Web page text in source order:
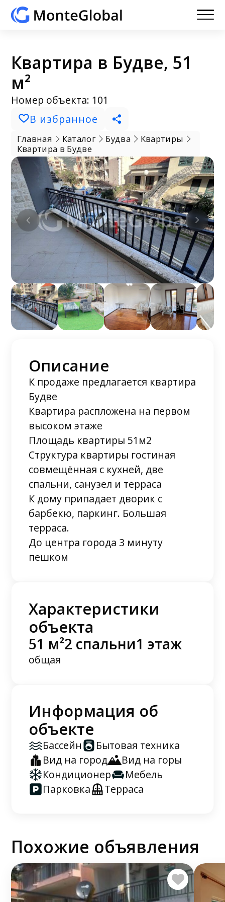
Квартира в Будве, 51
м²
Номер объекта: 101
В избранное
Главная Каталог Будва
Квартиры
Квартира в Будве
Описание
К продаже предлагается квартира
Будве
Квартира распложена на первом
высоком этаже
Площадь квартиры 51м2
Структура квартиры гостиная
совмещённая с кухней, две
спальни, санузел и терраса
К дому припадает дворик с
барбекю, паркинг. Большая
терраса.
До центра города 3 минуту
пешком
Характеристики
объекта
51 м²
общая
2 спальни1 этаж
Информация об
объекте
Бассейн
Бытовая техника
Вид на город
Вид на горы
Кондиционер
Мебель
Парковка
Терраса
Похожие объявления